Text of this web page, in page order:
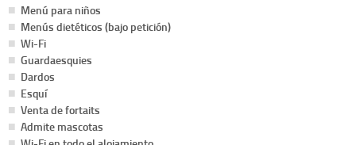
Menú para niños
Menús dietéticos (bajo petición)
Wi-Fi
Guardaesquies
Dardos
Esquí
Venta de fortaits
Admite mascotas